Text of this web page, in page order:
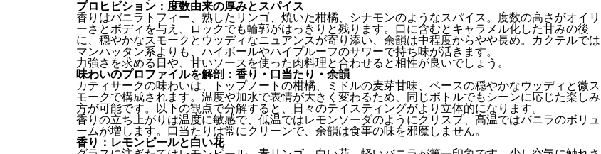
プロヒビション：度数由来の厚みとスパイス
香りはバニラトフィー、熟したリンゴ、焼いた柑橘、シナモンのようなスパイス。度数の高さがオイリ
ーさとボディを与え、ロックでも輪郭がはっきりと残ります。口に含むとキャラメル化した甘みの後
に、穏やかなスモークとウッディなニュアンスが寄り添い、余韻は中程度からやや長め。カクテルでは
マンハッタン系よりも、ハイボールやハイプルーフのサワーで持ち味が活きます。
力強さを求める日や、甘いソースを使った肉料理と合わせると相性が良いでしょう。
味わいのプロファイルを解剖：香り・口当たり・余韻
カティサークの味わいは、トップノートの柑橘、ミドルの麦芽甘味、ベースの穏やかなウッディと微ス
モークで構成されます。温度や加水で表情が大きく変わるため、同じボトルでもシーンに応じた楽しみ
方が可能です。以下の観点で分解すると、日々のテイスティングがより立体的になります。
香りの立ち上がりは温度に敏感で、低温ではレモンソーダのようにクリスプ、高温ではバニラのボリュ
ームが増します。口当たりは常にクリーンで、余韻は食事の味を邪魔しません。
香り：レモンピールと白い花